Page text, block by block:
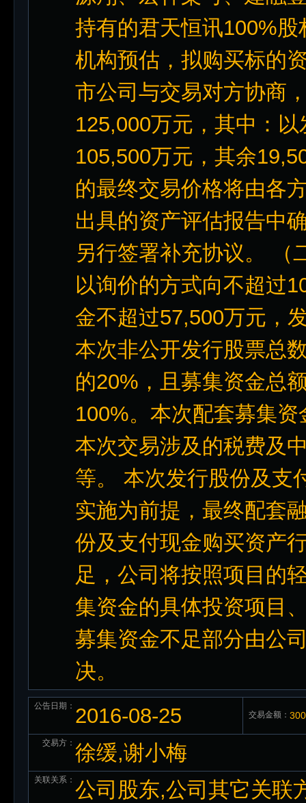
持有的君天恒讯100%
机构预估，拟购买标的
市公司与交易对方协商
125,000万元，其中：
105,500万元，其余
的最终交易价格将由各
出具的资产评估报告中
另行签署补充协议。 （
以询价的方式向不超过
金不超过57,500万元，
本次非公开发行股票总
的20%，且募集资金总
100%。本次配套募集
本次交易涉及的税费及
等。 本次发行股份及支
实施为前提，最终配套
份及支付现金购买资产
足，公司将按照项目的
集资金的具体投资项目
募集资金不足部分由公
决。
公告日期： 2016-08-25 交易金额：
交易方： 徐缓,谢小梅
关联关系： 公司股东,公司其它关联